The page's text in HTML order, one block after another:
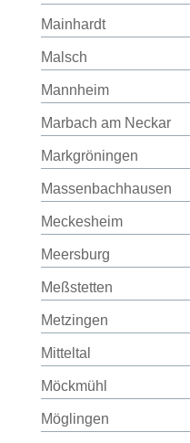
Mainhardt
Malsch
Mannheim
Marbach am Neckar
Markgröningen
Massenbachhausen
Meckesheim
Meersburg
Meßstetten
Metzingen
Mitteltal
Möckmühl
Möglingen